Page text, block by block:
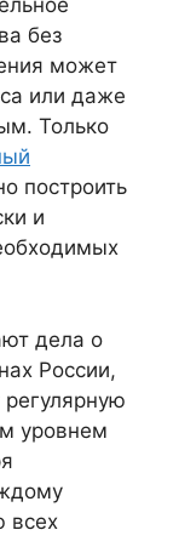
без
может
или даже
Только
построить
и
дела о
России,
уровнем
всех